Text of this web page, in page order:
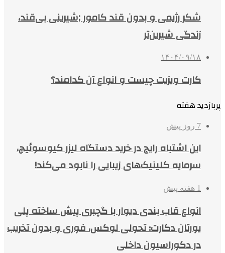
شکر رژیمی و بدون قند کامور ;شیرینی بی‌قند،
زندگی شیرین‌تر
۱۴۰۴/۰۹/۱۸
کارت ویزیت چیست و انواع آن کدامند؟
پربازدید هفته
7 روز پیش
این اشتباه رایج در خرید دستگاه لیزر کیوسوئیچ،
سرمایه کلینیک‌های زیبایی را نابود می‌کند!
1 هفته پیش
انواع قاب بندی دیوار با گچبری پیش ساخته پلی
یورتان دکارت؛ تحولی لوکس، فوری و بدون تخریب
در دکوراسیون داخلی